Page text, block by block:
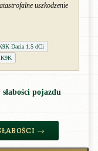
uszkodzenie
Dacia 1.5 dCi
K9K
pojazdu
→